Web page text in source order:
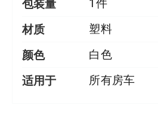
包装量 1件
材质 塑料
颜色 白色
适用于 所有房车